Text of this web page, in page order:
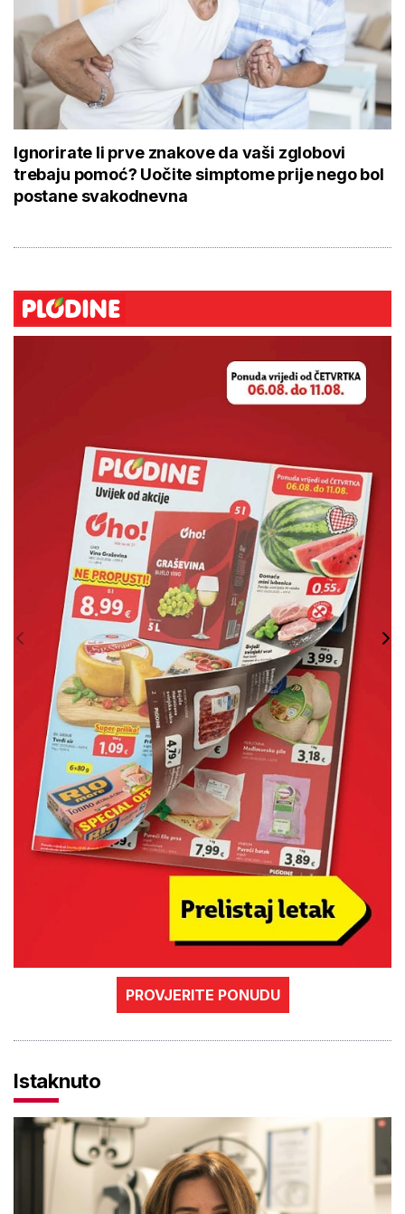
Ignorirate li prve znakove da vaši zglobovi
trebaju pomoć? Uočite simptome prije nego bol
postane svakodnevna
PROVJERITE PONUDU
Istaknuto